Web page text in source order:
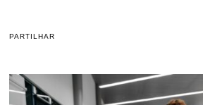
PARTILHAR